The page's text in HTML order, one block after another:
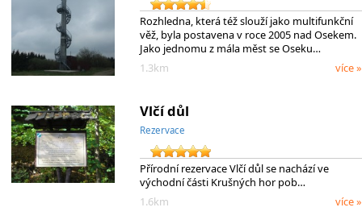
Rozhledna, která též slouží jako multifunkční
věž, byla postavena v roce 2005 nad Osekem.
Jako jednomu z mála měst se Oseku…
1.3km
více »
Vlčí důl
Rezervace
Přírodní rezervace Vlčí důl se nachází ve
východní části Krušných hor pob…
1.6km
více »